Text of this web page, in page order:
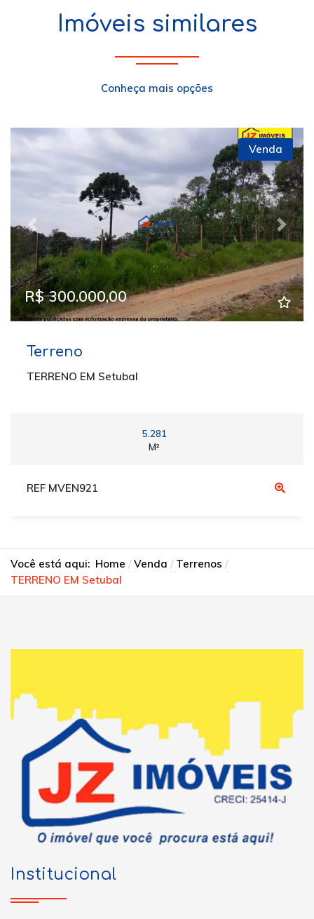
Imóveis similares
Conheça mais opções
Previous Next
Venda
R$ 300.000,00
Terreno
TERRENO EM Setubal
5.281
M²
REF MVEN921
Você está aqui: Home Venda
Terrenos
TERRENO EM Setubal
Institucional